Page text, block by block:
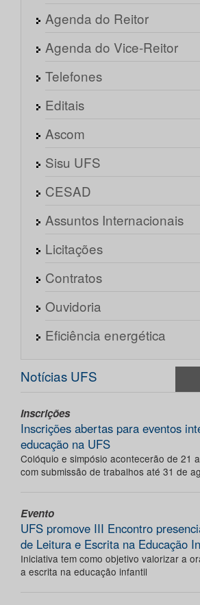
Agenda do Reitor
Agenda do Vice-Reitor
Telefones
Editais
Ascom
Sisu UFS
CESAD
Assuntos Internacionais
Licitações
Contratos
Ouvidoria
Eficiência energética
Notícias UFS
Inscrições
Inscrições abertas para eventos
educação na UFS
Colóquio e simpósio acontecerão de 21
com submissão de trabalhos até 31 de
Evento
UFS promove III Encontro
de Leitura e Escrita na Educação
Iniciativa tem como objetivo valorizar a
a escrita na educação infantil